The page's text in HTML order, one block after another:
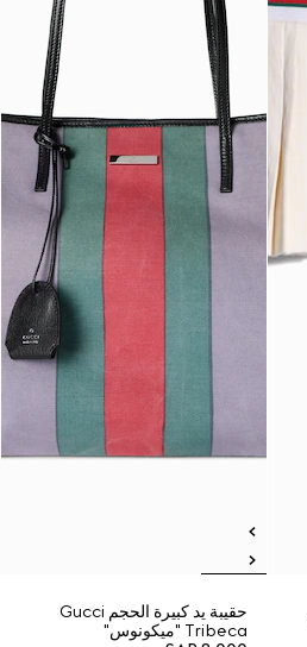
حقيبة يد كبيرة الحجم Gucci
Tribeca "ميكونوس"